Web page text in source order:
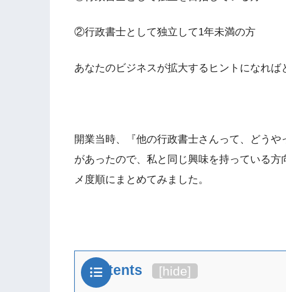
②行政書士として独立して1年未満の方
あなたのビジネスが拡大するヒントになれば
開業当時、『他の行政書士さんって、どう
があったので、私と同じ興味を持っている
メ度順にまとめてみました。
Contents [hide]